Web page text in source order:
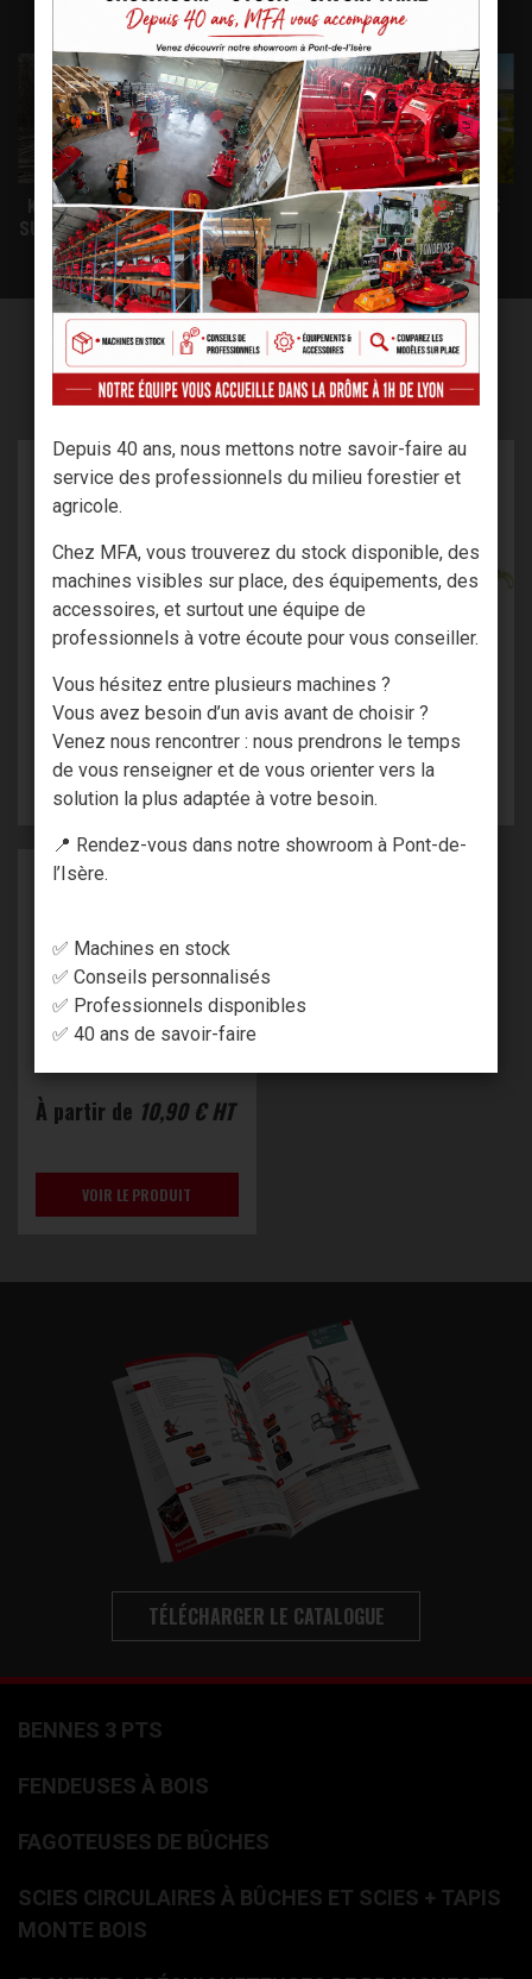
EN EUROPE
KLEMMBANK - CLAMBUNK
SUR REMORQUE FORESTIÈRE
16U PALMS
VISITE DE L'USINE PALMS
AVEC CE PRODUIT NOUS VOUS
PROPOSONS AUSSI
REMORQUE FORESTIÈRE
11,6 T SIMPLE POUTRE
VOIR LE PRODUIT
REMORQUE FORESTIÈRE
15 T DOUBLE POUTRE
PANNEAU OBLIGATOIRE
À partir de 10,90 € HT
VOIR LE PRODUIT
TÉLÉCHARGER LE CATALOGUE
BENNES 3 PTS
FENDEUSES À BOIS
FAGOTEUSES DE BÛCHES
SCIES CIRCULAIRES À BÛCHES ET SCIES + TAPIS
MONTE BOIS
Depuis 40 ans, nous mettons notre savoir-faire au
service des professionnels du milieu forestier et
agricole.
Chez MFA, vous trouverez du stock disponible, des
machines visibles sur place, des équipements, des
accessoires, et surtout une équipe de
professionnels à votre écoute pour vous conseiller.
Vous hésitez entre plusieurs machines ?
Vous avez besoin d’un avis avant de choisir ?
Venez nous rencontrer : nous prendrons le temps
de vous renseigner et de vous orienter vers la
solution la plus adaptée à votre besoin.
📍 Rendez-vous dans notre showroom à Pont-de-
l’Isère.
✅ Machines en stock
✅ Conseils personnalisés
✅ Professionnels disponibles
✅ 40 ans de savoir-faire